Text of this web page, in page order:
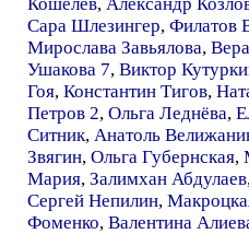
Сара Шлезингер, Филатов
Мирослава Завьялова,
Ушакова 7, Виктор
Гоя, Константин Тигов,
Петров 2, Ольга Леднёва,
Ситник, Анатоль
Звягин, Ольга Губернская,
Мария, Залимхан Абдулаев
Сергей Непилин,
Фоменко, Валентина